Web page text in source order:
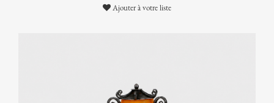
Ajouter à votre liste